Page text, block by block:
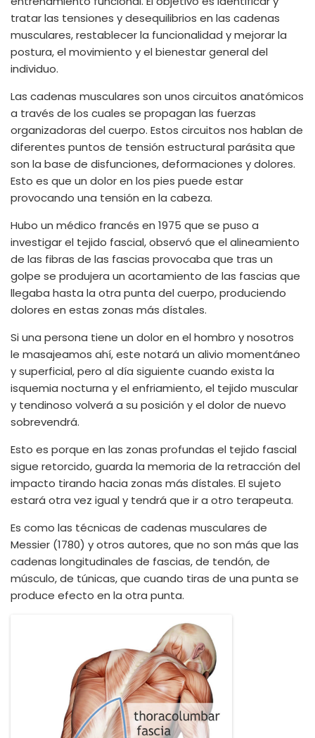
tratar las tensiones y desequilibrios en las cadenas
musculares, restablecer la funcionalidad y mejorar la
postura, el movimiento y el bienestar general del
individuo.
Las cadenas musculares son unos circuitos anatómicos
a través de los cuales se propagan las fuerzas
organizadoras del cuerpo. Estos circuitos nos hablan de
diferentes puntos de tensión estructural parásita que
son la base de disfunciones, deformaciones y dolores.
Esto es que un dolor en los pies puede estar
provocando una tensión en la cabeza.
Hubo un médico francés en 1975 que se puso a
investigar el tejido fascial, observó que el alineamiento
de las fibras de las fascias provocaba que tras un
golpe se produjera un acortamiento de las fascias que
llegaba hasta la otra punta del cuerpo, produciendo
dolores en estas zonas más dístales.
Si una persona tiene un dolor en el hombro y nosotros
le masajeamos ahí, este notará un alivio momentáneo
y superficial, pero al día siguiente cuando exista la
isquemia nocturna y el enfriamiento, el tejido muscular
y tendinoso volverá a su posición y el dolor de nuevo
sobrevendrá.
Esto es porque en las zonas profundas el tejido fascial
sigue retorcido, guarda la memoria de la retracción del
impacto tirando hacia zonas más dístales. El sujeto
estará otra vez igual y tendrá que ir a otro terapeuta.
Es como las técnicas de cadenas musculares de
Messier (1780) y otros autores, que no son más que las
cadenas longitudinales de fascias, de tendón, de
músculo, de túnicas, que cuando tiras de una punta se
produce efecto en la otra punta.